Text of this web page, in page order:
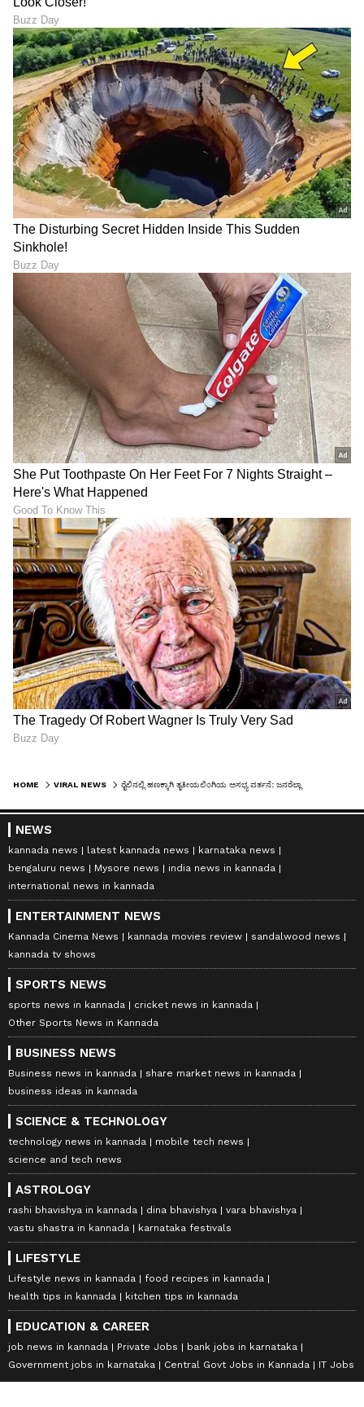
HOME VIRAL NEWS
NEWS
kannada news latest kannada news
karnataka news
bengaluru news
Mysore news
india news in kannada
international news in kannada
ENTERTAINMENT NEWS
Kannada Cinema News kannada movies review
sandalwood news
kannada tv shows
SPORTS NEWS
sports news in kannada
cricket news in kannada
Other Sports News in Kannada
BUSINESS NEWS
Business news in kannada
share market news in kannada
business ideas in kannada
SCIENCE & TECHNOLOGY
technology news in kannada
mobile tech news
science and tech news
ASTROLOGY
rashi bhavishya in kannada dina bhavishya
vara bhavishya
vastu shastra in kannada
karnataka festivals
LIFESTYLE
Lifestyle news in kannada
food recipes in kannada
health tips in kannada
kitchen tips in kannada
EDUCATION & CAREER
job news in kannada Private Jobs
bank jobs in karnataka
Government jobs in karnataka
Central Govt Jobs in Kannada IT Jobs